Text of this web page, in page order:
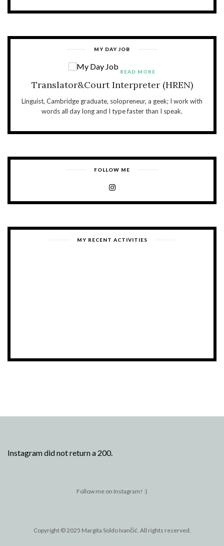
MY DAY JOB
Translator&Court Interpreter (HREN)
Linguist, Cambridge graduate, solopreneur, a geek; I work with
words all day long and I type faster than I speak.
READ MORE
FOLLOW ME
MY RECENT ACTIVITIES
Instagram did not return a 200.
Follow me on Instagram! :)
Copyright © 2025 Margita Soldo Ivančić. All rights reserved.